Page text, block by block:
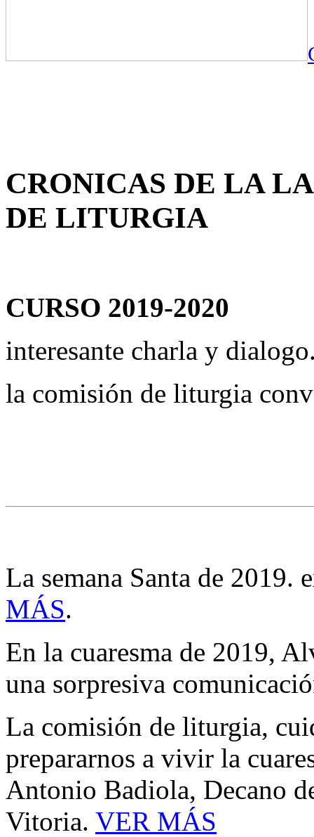
CRONICAS DE LA
DE LITURGIA
CURSO 2019-2020
interesante charla y
la comisión de liturgia
La semana Santa de 2019.
MÁS.
En la cuaresma de 2019,
una sorpresiva
La comisión de liturgia,
prepararnos a vivir la
Antonio Badiola, Decano
Vitoria. VER MÁS